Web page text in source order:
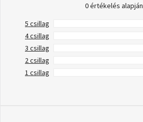
0 értékelés alapján
5 csillag
4 csillag
3 csillag
2 csillag
1 csillag